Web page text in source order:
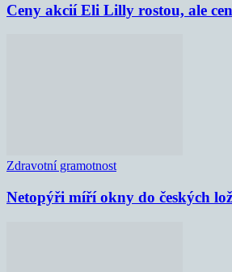
Ceny akcií Eli Lilly rostou, ale
Zdravotní gramotnost
Netopýři míří okny do českých